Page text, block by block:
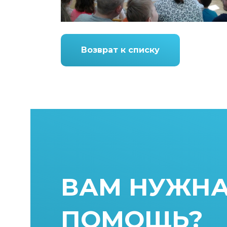
Возврат к списку
ВАМ
ПОМОЩЬ?